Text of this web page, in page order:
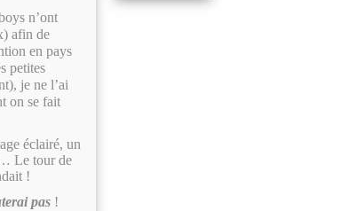
n’ont
afin de
en pays
petites
je ne l’ai
on se fait
éclairé, un
Le tour de
!
pas !